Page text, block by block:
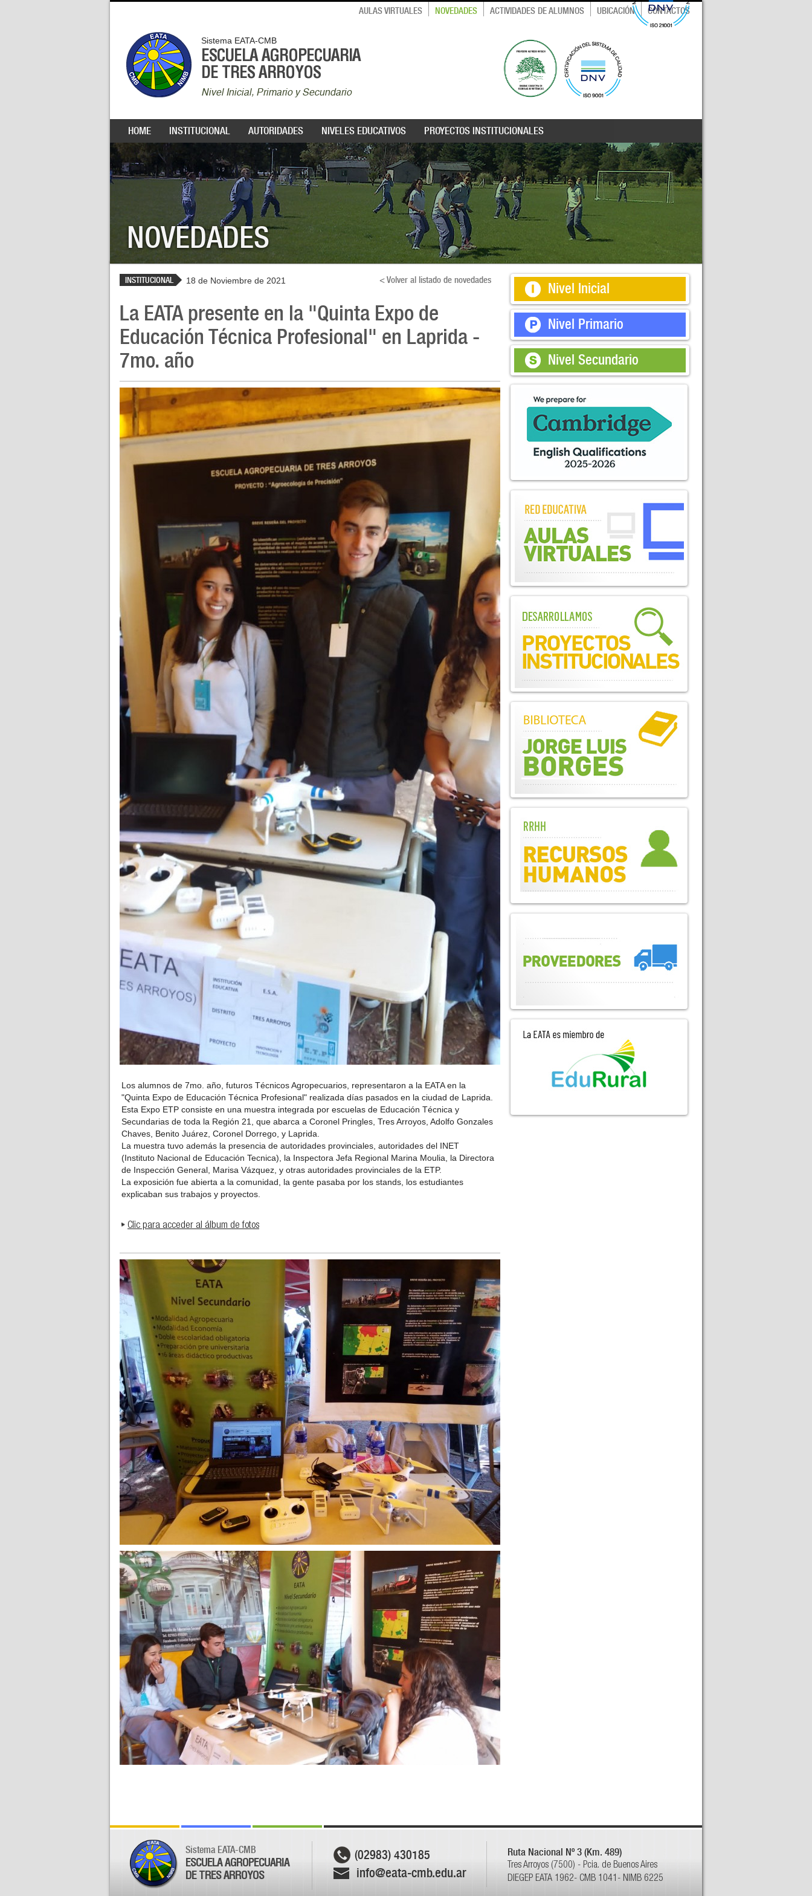
AULAS VIRTUALES NOVEDADES ACTIVIDADES DE ALUMNOS UBICACIÓN CONTACTOS
Sistema EATA-CMB
ESCUELA AGROPECUARIA
DE TRES ARROYOS
Nivel Inicial, Primario y Secundario
HOME INSTITUCIONAL AUTORIDADES NIVELES EDUCATIVOS PROYECTOS INSTITUCIONALES
NOVEDADES
INSTITUCIONAL 18 de Noviembre de 2021 < Volver al listado de novedades
La EATA presente en la "Quinta Expo de
Educación Técnica Profesional" en Laprida -
7mo. año
Los alumnos de 7mo. año, futuros Técnicos Agropecuarios, representaron a la EATA en la
"Quinta Expo de Educación Técnica Profesional" realizada días pasados en la ciudad de Laprida.
Esta Expo ETP consiste en una muestra integrada por escuelas de Educación Técnica y
Secundarias de toda la Región 21, que abarca a Coronel Pringles, Tres Arroyos, Adolfo Gonzales
Chaves, Benito Juárez, Coronel Dorrego, y Laprida.
La muestra tuvo además la presencia de autoridades provinciales, autoridades del INET
(Instituto Nacional de Educación Tecnica), la Inspectora Jefa Regional Marina Moulia, la Directora
de Inspección General, Marisa Vázquez, y otras autoridades provinciales de la ETP.
La exposición fue abierta a la comunidad, la gente pasaba por los stands, los estudiantes
explicaban sus trabajos y proyectos.
Clic para acceder al álbum de fotos
Nivel Inicial
Nivel Primario
Nivel Secundario
Sistema EATA-CMB
ESCUELA AGROPECUARIA
DE TRES ARROYOS
(02983) 430185
info@eata-cmb.edu.ar
Ruta Nacional Nº 3 (Km. 489)
Tres Arroyos (7500) - Pcia. de Buenos Aires
DIEGEP EATA 1962- CMB 1041- NIMB 6225